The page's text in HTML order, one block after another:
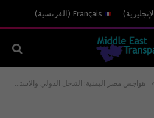
الإنجليزية)
Français
( الفرنسية)
هواجس مصر اليمنية: التدخل الدولي والاستفتاء من عناوين اليوم التالي